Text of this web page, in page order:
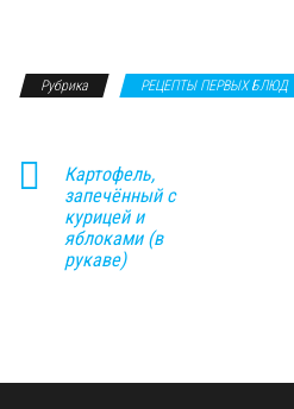
Рубрика РЕЦЕПТЫ ПЕРВЫХ БЛЮД
Картофель,
запечённый с
курицей и
яблоками (в
рукаве)